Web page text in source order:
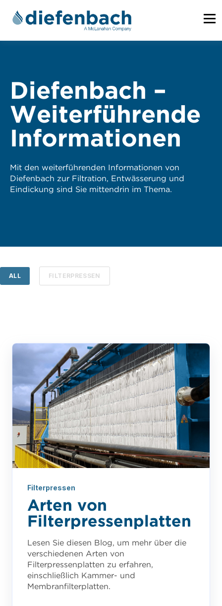
Diefenbach –
Weiterführende
Informationen
Mit den weiterführenden Informationen von
Diefenbach zur Filtration, Entwässerung und
Eindickung sind Sie mittendrin im Thema.
ALL FILTERPRESSEN
Filterpressen
Arten von
Filterpressenplatten
Lesen Sie diesen Blog, um mehr über die
verschiedenen Arten von
Filterpressenplatten zu erfahren,
einschließlich Kammer- und
Membranfilterplatten.